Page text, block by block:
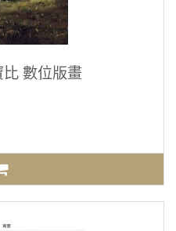
數位版畫